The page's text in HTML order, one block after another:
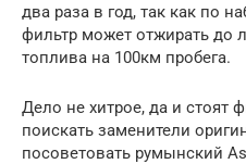
два раза в год, так как по
фильтр может отжирать до
топлива на 100км пробега.
Дело не хитрое, да и стоят
поискать заменители
посоветовать румынский